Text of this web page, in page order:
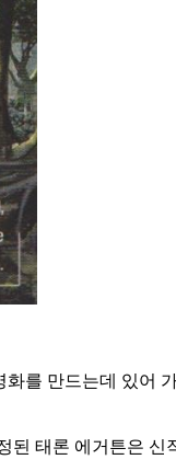
를 만드는데 있어
태론 에거튼은 신